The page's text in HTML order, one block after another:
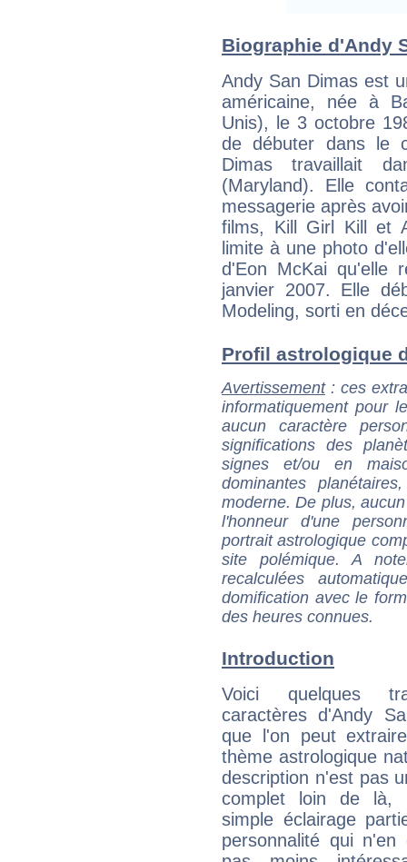
Biographie d'Andy
Andy San Dimas est
américaine, née à
Unis), le 3 octobre
de débuter dans le
Dimas travaillait
(Maryland). Elle
messagerie après
films, Kill Girl Kill et
limite à une photo
d'Eon McKai qu'elle
janvier 2007. Elle
Modeling, sorti en
Profil astrologique
Avertissement: ces
informatiquement pour
aucun caractère
significations des
signes et/ou en
dominantes
moderne. De plus,
l'honneur d'une
portrait astrologique
site polémique. A
recalculées
domification avec le
des heures connues.
Introduction
Voici quelques
caractères d'Andy
que l'on peut
thème astrologique
description n'est pas
complet loin de là,
simple éclairage
personnalité qui n'en